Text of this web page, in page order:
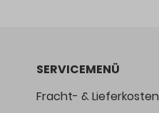
SERVICEMENÜ
Fracht- & Lieferkosten